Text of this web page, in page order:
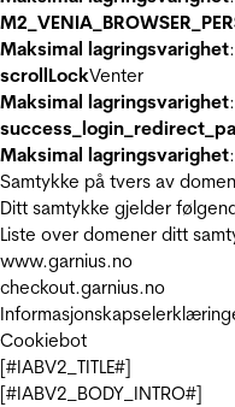
Maksimal lagringsvarighet
scrollLockVenter
Maksimal lagringsvarighet
Maksimal lagringsvarighet
Samtykke på tvers av
Ditt samtykke gjelder
Liste over domener ditt
www.garnius.no
checkout.garnius.no
Cookiebot
[#IABV2_TITLE#]
[#IABV2_BODY_INTRO#]